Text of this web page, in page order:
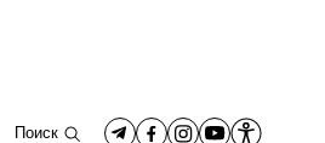
Поиск